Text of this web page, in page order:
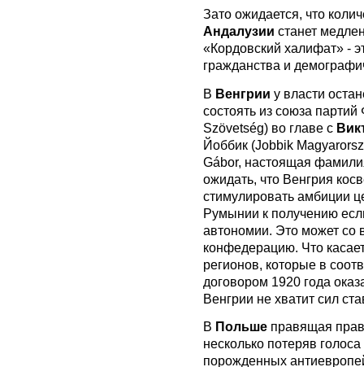
Зато ожидается, что
Андалузии станет
«Кордовский халифат» -
гражданства и
В Венгрии у власти
состоять из союза
Szövetség) во главе с
Йоббик (Jobbik
Gábor, настоящая
ожидать, что Венгрия
стимулировать амбиции
Румынии к получению
автономии. Это может
конфедерацию. Что
регионов, которые в
договором 1920 года
Венгрии не хватит сил
В Польше правящая
несколько потеряв
порожденных